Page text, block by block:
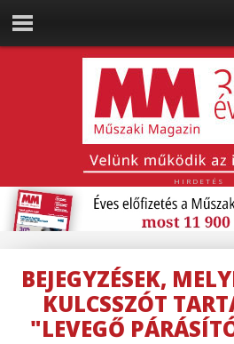
HIRDETÉS
BEJEGYZÉSEK,
KULCSSZÓT
"LEVEGŐ